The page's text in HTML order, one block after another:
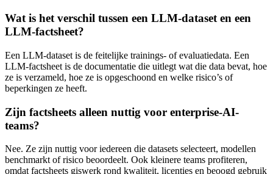
Wat is het verschil tussen een LLM-dataset en een
LLM-factsheet?
Een LLM-dataset is de feitelijke trainings- of evaluatiedata. Een
LLM-factsheet is de documentatie die uitlegt wat die data bevat, hoe
ze is verzameld, hoe ze is opgeschoond en welke risico’s of
beperkingen ze heeft.
Zijn factsheets alleen nuttig voor enterprise-AI-
teams?
Nee. Ze zijn nuttig voor iedereen die datasets selecteert, modellen
benchmarkt of risico beoordeelt. Ook kleinere teams profiteren,
omdat factsheets giswerk rond kwaliteit, licenties en beoogd gebruik